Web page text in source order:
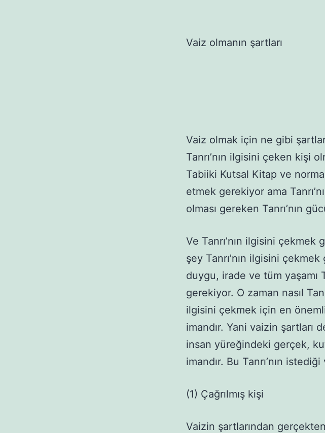
Vaiz olmanın şartları
Vaiz olmak için ne gibi
Tanrı’nın ilgisini çeken kişi
Tabiiki Kutsal Kitap ve
etmek gerekiyor ama
olması gereken Tanrı’nın
Ve Tanrı’nın ilgisini
şey Tanrı’nın ilgisini
duygu, irade ve tüm yaşamı
gerekiyor. O zaman nasıl
ilgisini çekmek için en
imandır. Yani vaizin şartları
insan yüreğindeki gerçek,
imandır. Bu Tanrı’nın
(1) Çağrılmış kişi
Vaizin şartlarından